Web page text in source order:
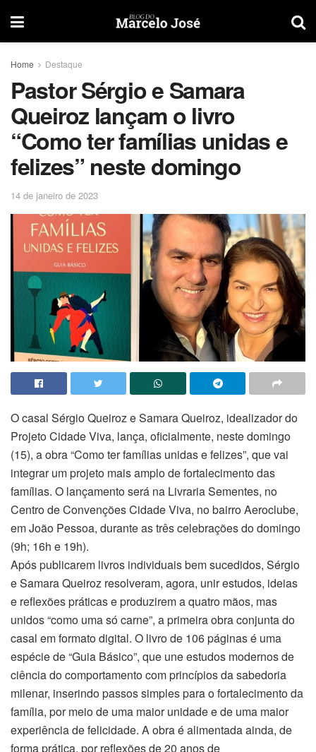
Home Destaque
Pastor Sérgio e Samara
Queiroz lançam o livro
“Como ter famílias unidas e
felizes” neste domingo
14 de janeiro de 2023
O casal Sérgio Queiroz e Samara Queiroz, idealizador do
Projeto Cidade Viva, lança, oficialmente, neste domingo
(15), a obra “Como ter famílias unidas e felizes”, que vai
integrar um projeto mais amplo de fortalecimento das
famílias. O lançamento será na Livraria Sementes, no
Centro de Convenções Cidade Viva, no bairro Aeroclube,
em João Pessoa, durante as três celebrações do domingo
(9h; 16h e 19h).
Após publicarem livros individuais bem sucedidos, Sérgio
e Samara Queiroz resolveram, agora, unir estudos, ideias
e reflexões práticas e produzirem a quatro mãos, mas
unidos “como uma só carne”, a primeira obra conjunta do
casal em formato digital. O livro de 106 páginas é uma
espécie de “Guia Básico”, que une estudos modernos de
ciência do comportamento com princípios da sabedoria
milenar, inserindo passos simples para o fortalecimento da
família, por meio de uma maior unidade e de uma maior
experiência de felicidade. A obra é alimentada ainda, de
forma prática, por reflexões de 20 anos de